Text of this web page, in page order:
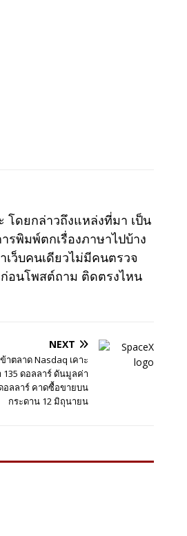
โดยกล่าวถึงแหล่งที่มา เป็น
พิมพ์ตกเรื่องภาษาไปบ้าง
ว็บคนเดียวไม่มีคนตรวจ
อนโพสต์ถาม ติดตรงไหน
NEXT
าตลาด Nasdaq เคาะ
135 ดอลลาร์ ดันมูลค่า
อลลาร์ คาดซื้อขายบน
กระดาน 12 มิถุนายน